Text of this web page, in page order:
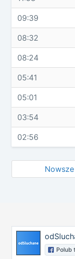
09:39
08:32
08:24
05:41
05:01
03:54
02:56
Nowsze
Polub